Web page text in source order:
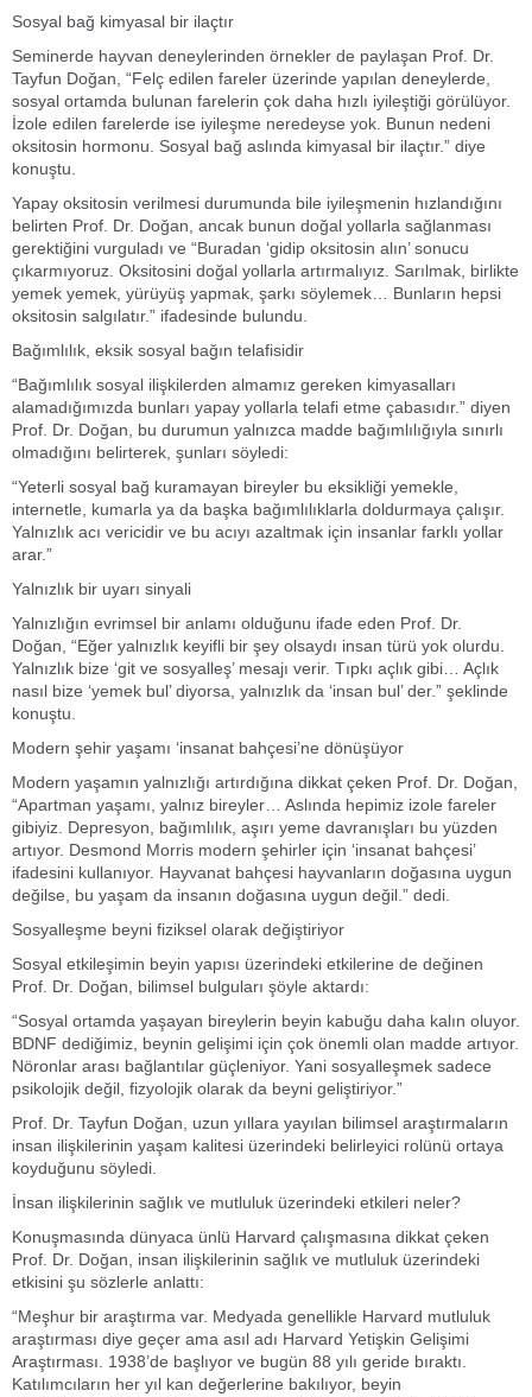
Sosyal bağ kimyasal bir ilaçtır
Seminerde hayvan deneylerinden örnekler de paylaşan Prof. Dr.
Tayfun Doğan, “Felç edilen fareler üzerinde yapılan deneylerde,
sosyal ortamda bulunan farelerin çok daha hızlı iyileştiği görülüyor.
İzole edilen farelerde ise iyileşme neredeyse yok. Bunun nedeni
oksitosin hormonu. Sosyal bağ aslında kimyasal bir ilaçtır.” diye
konuştu.
Yapay oksitosin verilmesi durumunda bile iyileşmenin hızlandığını
belirten Prof. Dr. Doğan, ancak bunun doğal yollarla sağlanması
gerektiğini vurguladı ve “Buradan ‘gidip oksitosin alın’ sonucu
çıkarmıyoruz. Oksitosini doğal yollarla artırmalıyız. Sarılmak, birlikte
yemek yemek, yürüyüş yapmak, şarkı söylemek… Bunların hepsi
oksitosin salgılatır.” ifadesinde bulundu.
Bağımlılık, eksik sosyal bağın telafisidir
“Bağımlılık sosyal ilişkilerden almamız gereken kimyasalları
alamadığımızda bunları yapay yollarla telafi etme çabasıdır.” diyen
Prof. Dr. Doğan, bu durumun yalnızca madde bağımlılığıyla sınırlı
olmadığını belirterek, şunları söyledi:
“Yeterli sosyal bağ kuramayan bireyler bu eksikliği yemekle,
internetle, kumarla ya da başka bağımlılıklarla doldurmaya çalışır.
Yalnızlık acı vericidir ve bu acıyı azaltmak için insanlar farklı yollar
arar.”
Yalnızlık bir uyarı sinyali
Yalnızlığın evrimsel bir anlamı olduğunu ifade eden Prof. Dr.
Doğan, “Eğer yalnızlık keyifli bir şey olsaydı insan türü yok olurdu.
Yalnızlık bize ‘git ve sosyalleş’ mesajı verir. Tıpkı açlık gibi… Açlık
nasıl bize ‘yemek bul’ diyorsa, yalnızlık da ‘insan bul’ der.” şeklinde
konuştu.
Modern şehir yaşamı ‘insanat bahçesi’ne dönüşüyor
Modern yaşamın yalnızlığı artırdığına dikkat çeken Prof. Dr. Doğan,
“Apartman yaşamı, yalnız bireyler… Aslında hepimiz izole fareler
gibiyiz. Depresyon, bağımlılık, aşırı yeme davranışları bu yüzden
artıyor. Desmond Morris modern şehirler için ‘insanat bahçesi’
ifadesini kullanıyor. Hayvanat bahçesi hayvanların doğasına uygun
değilse, bu yaşam da insanın doğasına uygun değil.” dedi.
Sosyalleşme beyni fiziksel olarak değiştiriyor
Sosyal etkileşimin beyin yapısı üzerindeki etkilerine de değinen
Prof. Dr. Doğan, bilimsel bulguları şöyle aktardı:
“Sosyal ortamda yaşayan bireylerin beyin kabuğu daha kalın oluyor.
BDNF dediğimiz, beynin gelişimi için çok önemli olan madde artıyor.
Nöronlar arası bağlantılar güçleniyor. Yani sosyalleşmek sadece
psikolojik değil, fizyolojik olarak da beyni geliştiriyor.”
Prof. Dr. Tayfun Doğan, uzun yıllara yayılan bilimsel araştırmaların
insan ilişkilerinin yaşam kalitesi üzerindeki belirleyici rolünü ortaya
koyduğunu söyledi.
İnsan ilişkilerinin sağlık ve mutluluk üzerindeki etkileri neler?
Konuşmasında dünyaca ünlü Harvard çalışmasına dikkat çeken
Prof. Dr. Doğan, insan ilişkilerinin sağlık ve mutluluk üzerindeki
etkisini şu sözlerle anlattı:
“Meşhur bir araştırma var. Medyada genellikle Harvard mutluluk
araştırması diye geçer ama asıl adı Harvard Yetişkin Gelişimi
Araştırması. 1938’de başlıyor ve bugün 88 yılı geride bıraktı.
Katılımcıların her yıl kan değerlerine bakılıyor, beyin